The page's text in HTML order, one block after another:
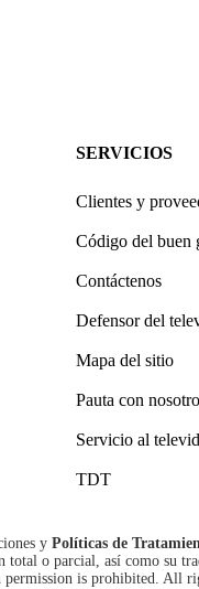
SERVICIOS
Clientes y
Código del buen
Contáctenos
Defensor del
Mapa del sitio
Pauta con
Servicio al
TDT
y Políticas de
o parcial, así como su
is prohibited. All